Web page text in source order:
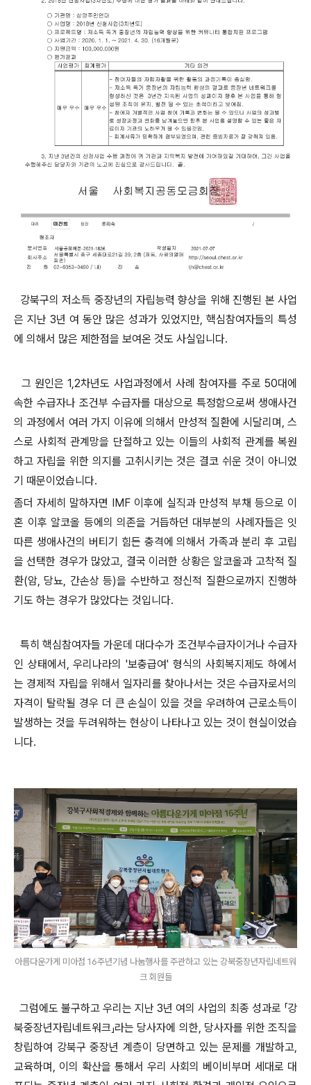
강북구의 저소득 중장년의 자립능력 향상을 위해 진행된 본 사업
은 지난 3년 여 동안 많은 성과가 있었지만, 핵심참여자들의 특성
에 의해서 많은 제한점을 보여온 것도 사실입니다.
그 원인은 1,2차년도 사업과정에서 사례 참여자를 주로 50대에
속한 수급자나 조건부 수급자를 대상으로 특정함으로써 생애사건
의 과정에서 여러 가지 이유에 의해서 만성적 질환에 시달리며, 스
스로 사회적 관계망을 단절하고 있는 이들의 사회적 관계를 복원
하고 자립을 위한 의지를 고취시키는 것은 결코 쉬운 것이 아니었
기 때문이었습니다.
좀더 자세히 말하자면 IMF 이후에 실직과 만성적 부채 등으로 이
혼 이후 알코올 등에의 의존을 거듭하던 대부분의 사례자들은 잇
따른 생애사건의 버티기 힘든 충격에 의해서 가족과 분리 후 고립
을 선택한 경우가 많았고, 결국 이러한 상황은 알코올과 고착적 질
환(암, 당뇨, 간손상 등)을 수반하고 정신적 질환으로까지 진행하
기도 하는 경우가 많았다는 것입니다.
특히 핵심참여자들 가운데 대다수가 조건부수급자이거나 수급자
인 상태에서, 우리나라의 '보충급여' 형식의 사회복지제도 하에서
는 경제적 자립을 위해서 일자리를 찾아나서는 것은 수급자로서의
자격이 탈락될 경우 더 큰 손실이 있을 것을 우려하여 근로소득이
발생하는 것을 두려워하는 현상이 나타나고 있는 것이 현실이었습
니다.
아름다운가게 미아점 16주년기념 나눔행사를 주관하고 있는 강북중장년자립네트워
크 회원들
그럼에도 불구하고 우리는 지난 3년 여의 사업의 최종 성과로 「강
북중장년자립네트워크」라는 당사자에 의한, 당사자를 위한 조직을
창립하여 강북구 중장년 계층이 당면하고 있는 문제를 개발하고,
교육하며, 이의 확산을 통해서 우리 사회의 베이비부머 세대로 대